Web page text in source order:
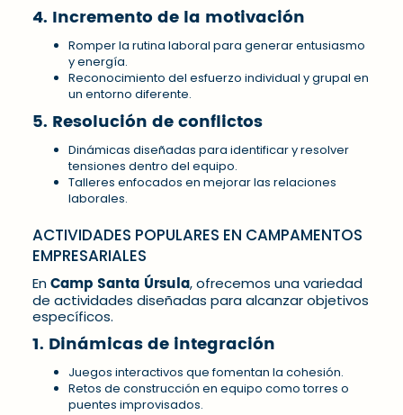
4. Incremento de la motivación
Romper la rutina laboral para generar entusiasmo
y energía.
Reconocimiento del esfuerzo individual y grupal en
un entorno diferente.
5. Resolución de conflictos
Dinámicas diseñadas para identificar y resolver
tensiones dentro del equipo.
Talleres enfocados en mejorar las relaciones
laborales.
ACTIVIDADES POPULARES EN CAMPAMENTOS
EMPRESARIALES
EnCamp Santa Úrsula, ofrecemos una variedad
de actividades diseñadas para alcanzar objetivos
específicos.
1. Dinámicas de integración
Juegos interactivos que fomentan la cohesión.
Retos de construcción en equipo como torres o
puentes improvisados.